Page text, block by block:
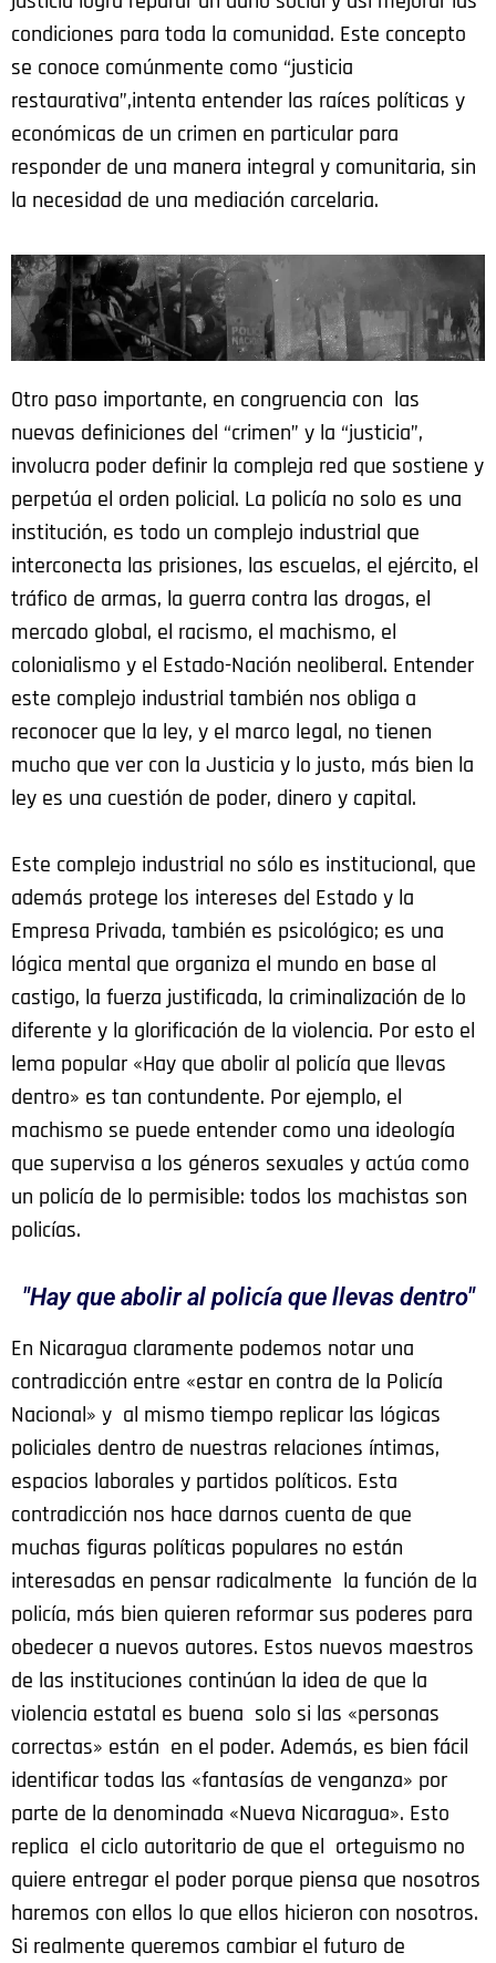
condiciones para toda la comunidad. Este concepto
se conoce comúnmente como “justicia
restaurativa”,intenta entender las raíces políticas y
económicas de un crimen en particular para
responder de una manera integral y comunitaria, sin
la necesidad de una mediación carcelaria.
Otro paso importante, en congruencia con las
nuevas definiciones del “crimen” y la “justicia”,
involucra poder definir la compleja red que sostiene y
perpetúa el orden policial. La policía no solo es una
institución, es todo un complejo industrial que
interconecta las prisiones, las escuelas, el ejército, el
tráfico de armas, la guerra contra las drogas, el
mercado global, el racismo, el machismo, el
colonialismo y el Estado-Nación neoliberal. Entender
este complejo industrial también nos obliga a
reconocer que la ley, y el marco legal, no tienen
mucho que ver con la Justicia y lo justo, más bien la
ley es una cuestión de poder, dinero y capital.
Este complejo industrial no sólo es institucional, que
además protege los intereses del Estado y la
Empresa Privada, también es psicológico; es una
lógica mental que organiza el mundo en base al
castigo, la fuerza justificada, la criminalización de lo
diferente y la glorificación de la violencia. Por esto el
lema popular «Hay que abolir al policía que llevas
dentro» es tan contundente. Por ejemplo, el
machismo se puede entender como una ideología
que supervisa a los géneros sexuales y actúa como
un policía de lo permisible: todos los machistas son
policías.
"Hay que abolir al policía que llevas dentro"
En Nicaragua claramente podemos notar una
contradicción entre «estar en contra de la Policía
Nacional» y al mismo tiempo replicar las lógicas
policiales dentro de nuestras relaciones íntimas,
espacios laborales y partidos políticos. Esta
contradicción nos hace darnos cuenta de que
muchas figuras políticas populares no están
interesadas en pensar radicalmente la función de la
policía, más bien quieren reformar sus poderes para
obedecer a nuevos autores. Estos nuevos maestros
de las instituciones continúan la idea de que la
violencia estatal es buena solo si las «personas
correctas» están en el poder. Además, es bien fácil
identificar todas las «fantasías de venganza» por
parte de la denominada «Nueva Nicaragua». Esto
replica el ciclo autoritario de que el orteguismo no
quiere entregar el poder porque piensa que nosotros
haremos con ellos lo que ellos hicieron con nosotros.
Si realmente queremos cambiar el futuro de